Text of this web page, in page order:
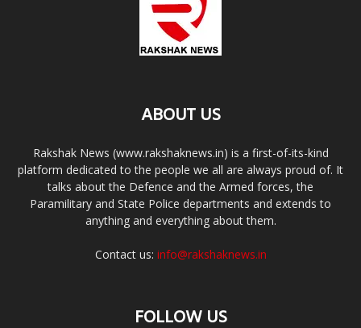
ABOUT US
Rakshak News (www.rakshaknews.in) is a first-of-its-kind
platform dedicated to the people we all are always proud of. It
talks about the Defence and the Armed forces, the
Paramilitary and State Police departments and extends to
anything and everything about them.
Contact us: info@rakshaknews.in
FOLLOW US